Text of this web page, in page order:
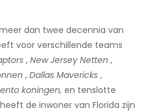
dan twee decennia van
voor verschillende teams
, New Jersey Netten ,
, Dallas Mavericks ,
koningen, en tenslotte
de inwoner van Florida zijn